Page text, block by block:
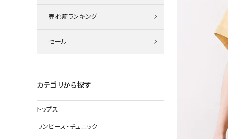
ジャケット
売れ筋ランキング
セール
カテゴリから探す
トップス
ワンピース・チュニック